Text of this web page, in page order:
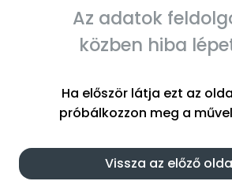
Az adatok
közben hiba
Ha először látja ezt az
próbálkozzon meg a
Vissza az előző